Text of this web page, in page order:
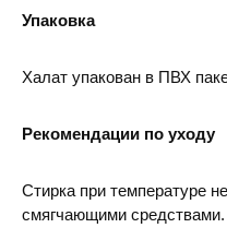
Упаковка
Халат упакован в ПВХ
Рекомендации по уходу
Стирка при температуре
смягчающими